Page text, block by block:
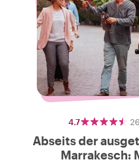
4.7
Abseits der
Marrakesch: